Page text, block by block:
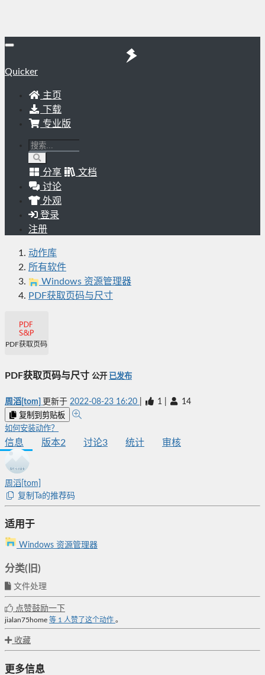
Quicker
主页
下载
专业版
分享
文档
讨论
外观
登录
注册
动作库
所有软件
Windows 资源管理器
PDF获取页码与尺寸
PDF获取页码与尺寸
PDF获取页码与尺寸 公开 已发布
周滔[tom] 更新于 2022-08-23 16:20 1 14
复制到剪贴板
如何安装动作？
信息 版本2 讨论3 统计 审核
周滔[tom]
复制Ta的推荐码
适用于
Windows 资源管理器
分类(旧)
文件处理
点赞鼓励一下
jialan75home 等 1 人赞了这个动作 。
收藏
更多信息